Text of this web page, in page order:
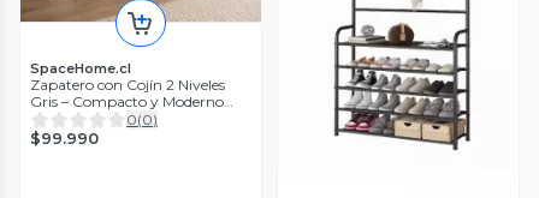
SpaceHome.cl
Zapatero con Cojín 2 Niveles
Gris – Compacto y Moderno
con Asiento Acolchado
0(0)
$99.990